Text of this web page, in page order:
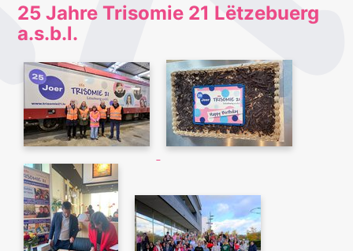
25 Jahre Trisomie 21 Lëtzebuerg
a.s.b.l.